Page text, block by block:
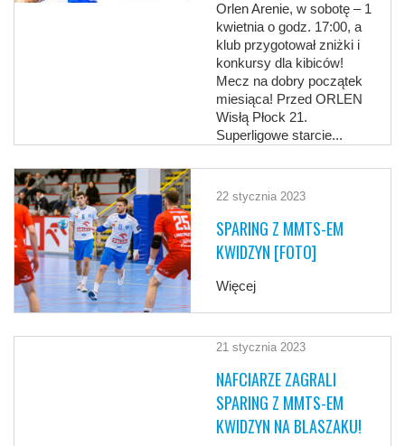
Orlen Arenie, w sobotę – 1
kwietnia o godz. 17:00, a
klub przygotował zniżki i
konkursy dla kibiców!
Mecz na dobry początek
miesiąca! Przed ORLEN
Wisłą Płock 21.
Superligowe starcie...
22 stycznia 2023
SPARING Z MMTS-EM
KWIDZYN [FOTO]
Więcej
21 stycznia 2023
NAFCIARZE ZAGRALI
SPARING Z MMTS-EM
KWIDZYN NA BLASZAKU!